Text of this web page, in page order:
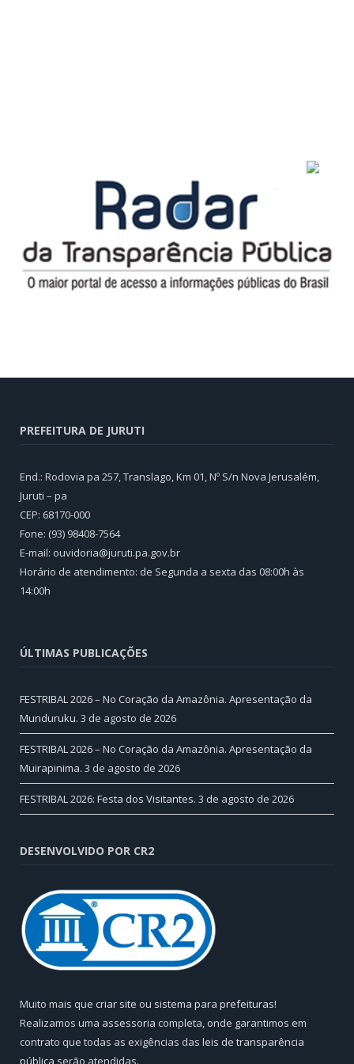
PREFEITURA DE JURUTI
End.: Rodovia pa 257, Translago, Km 01, Nº S/n Nova Jerusalém,
Juruti – pa
CEP: 68170-000
Fone: (93) 98408-7564
E-mail: ouvidoria@juruti.pa.gov.br
Horário de atendimento: de Segunda a sexta das 08:00h às
14:00h
ÚLTIMAS PUBLICAÇÕES
FESTRIBAL 2026 – No Coração da Amazônia. Apresentação da
Munduruku. 3 de agosto de 2026
FESTRIBAL 2026 – No Coração da Amazônia. Apresentação da
Muirapinima. 3 de agosto de 2026
FESTRIBAL 2026: Festa dos Visitantes. 3 de agosto de 2026
DESENVOLVIDO POR CR2
Muito mais que criar site ou sistema para prefeituras!
Realizamos uma assessoria completa, onde garantimos em
contrato que todas as exigências das leis de transparência
pública serão atendidas.